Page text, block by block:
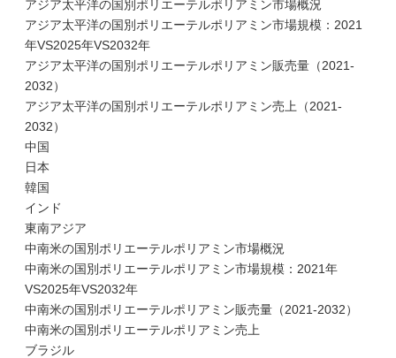
アジア太平洋の国別ポリエーテルポリアミン市場概況
アジア太平洋の国別ポリエーテルポリアミン市場規模：2021
年VS2025年VS2032年
アジア太平洋の国別ポリエーテルポリアミン販売量（2021-
2032）
アジア太平洋の国別ポリエーテルポリアミン売上（2021-
2032）
中国
日本
韓国
インド
東南アジア
中南米の国別ポリエーテルポリアミン市場概況
中南米の国別ポリエーテルポリアミン市場規模：2021年
VS2025年VS2032年
中南米の国別ポリエーテルポリアミン販売量（2021-2032）
中南米の国別ポリエーテルポリアミン売上
ブラジル